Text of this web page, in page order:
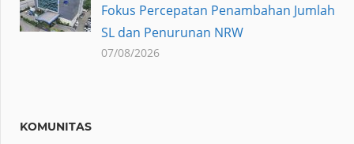
Fokus Percepatan Penambahan Jumlah
SL dan Penurunan NRW
07/08/2026
KOMUNITAS